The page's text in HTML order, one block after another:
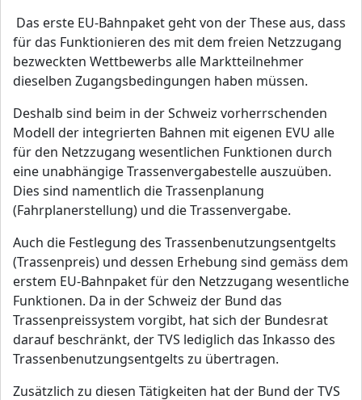
Das erste EU-Bahnpaket geht von der These aus, dass
für das Funktionieren des mit dem freien Netzzugang
bezweckten Wettbewerbs alle Marktteilnehmer
dieselben Zugangsbedingungen haben müssen.
Deshalb sind beim in der Schweiz vorherrschenden
Modell der integrierten Bahnen mit eigenen EVU alle
für den Netzzugang wesentlichen Funktionen durch
eine unabhängige Trassenvergabestelle auszuüben.
Dies sind namentlich die Trassenplanung
(Fahrplanerstellung) und die Trassenvergabe.
Auch die Festlegung des Trassenbenutzungsentgelts
(Trassenpreis) und dessen Erhebung sind gemäss dem
erstem EU-Bahnpaket für den Netzzugang wesentliche
Funktionen. Da in der Schweiz der Bund das
Trassenpreissystem vorgibt, hat sich der Bundesrat
darauf beschränkt, der TVS lediglich das Inkasso des
Trassenbenutzungsentgelts zu übertragen.
Zusätzlich zu diesen Tätigkeiten hat der Bund der TVS